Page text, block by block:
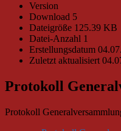
Version
Download 5
Dateigröße 125.39 KB
Datei-Anzahl 1
Erstellungsdatum
Zuletzt aktualisiert
Protokoll
Protokoll